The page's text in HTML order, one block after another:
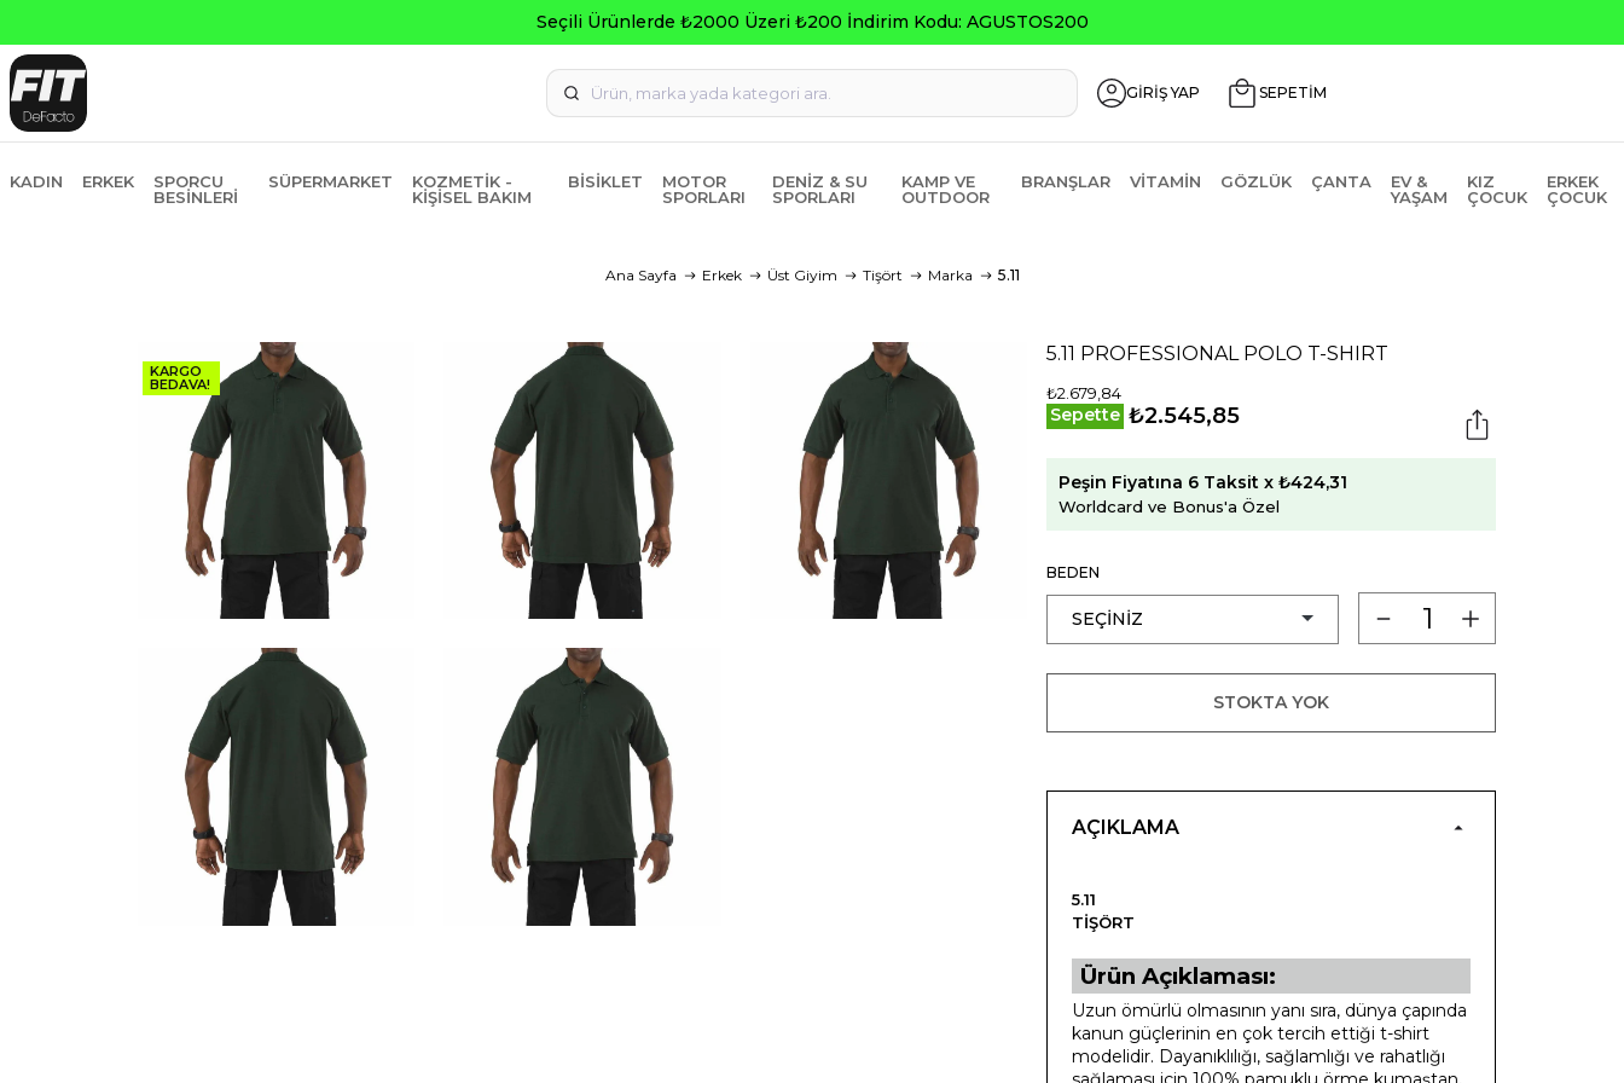
Seçili Ürünlerde ₺2000 Üzeri ₺200 İndirim Kodu: AGUSTOS200
GİRİŞ YAP SEPETİM
KADIN ERKEK
SPORCU
BESINLERI
SÜPERMARKET
KOZMETIK -
KIŞISEL BAKIM
BISIKLET
MOTOR
SPORLARI
DENIZ & SU
SPORLARI
KAMP VE
OUTDOOR
BRANŞLAR VITAMIN GÖZLÜK ÇANTA
EV &
YAŞAM
KIZ
ÇOCUK
ERKEK
ÇOCUK
Ana Sayfa Erkek Üst Giyim Tişört Marka 5.11
KARGO
BEDAVA!
5.11 PROFESSIONAL POLO T-SHIRT
₺2.679,84
Sepette ₺2.545,85
Peşin Fiyatına 6 Taksit x ₺424,31
Worldcard ve Bonus'a Özel
BEDEN
STOKTA YOK
AÇIKLAMA
5.11
TIŞÖRT
Ürün Açıklaması:
Uzun ömürlü olmasının yanı sıra, dünya çapında
kanun güçlerinin en çok tercih ettiği t-shirt
modelidir. Dayanıklılığı, sağlamlığı ve rahatlığı